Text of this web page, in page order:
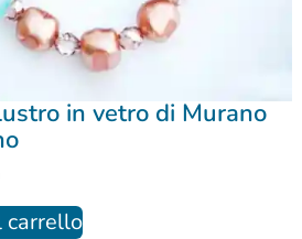
in vetro di Murano
carrello